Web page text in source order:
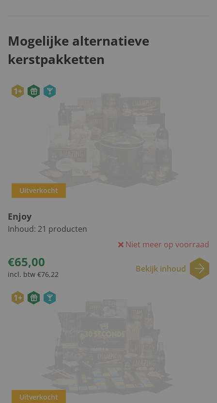
Mogelijke alternatieve
kerstpakketten
1+
Uitverkocht
Enjoy
Inhoud: 21 producten
Niet meer op voorraad
€65,00
incl. btw €76,22
Bekijk inhoud
1+
Uitverkocht